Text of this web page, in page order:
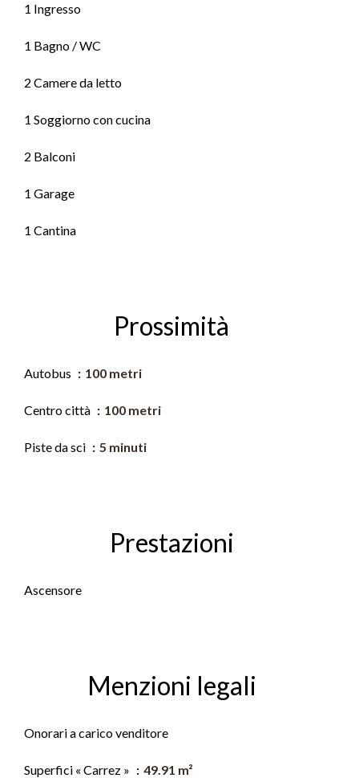
1 Ingresso
1 Bagno / WC
2 Camere da letto
1 Soggiorno con cucina
2 Balconi
1 Garage
1 Cantina
Prossimità
Autobus 100 metri
Centro città 100 metri
Piste da sci 5 minuti
Prestazioni
Ascensore
Menzioni legali
Onorari a carico venditore
Superfici « Carrez » 49.91 m²